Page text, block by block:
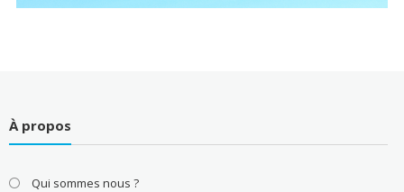
À propos
Qui sommes nous ?